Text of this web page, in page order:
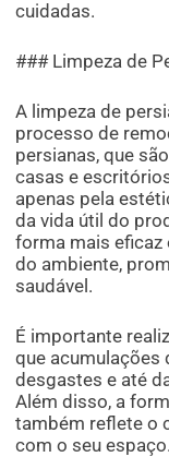
cuidadas.
### Limpeza de
A limpeza de
processo de
persianas, que
casas e
apenas pela
da vida útil do
forma mais eficaz
do ambiente,
saudável.
É importante
que acumulações
desgastes e até
Além disso, a
também reflete o
com o seu espaço.